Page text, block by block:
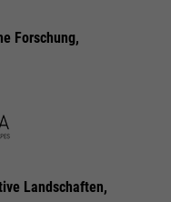
Forschung,
Landschaften,